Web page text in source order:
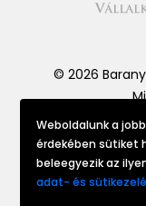
© 2026
Weboldalunk a
érdekében sütiket
beleegyezik az
adat- és